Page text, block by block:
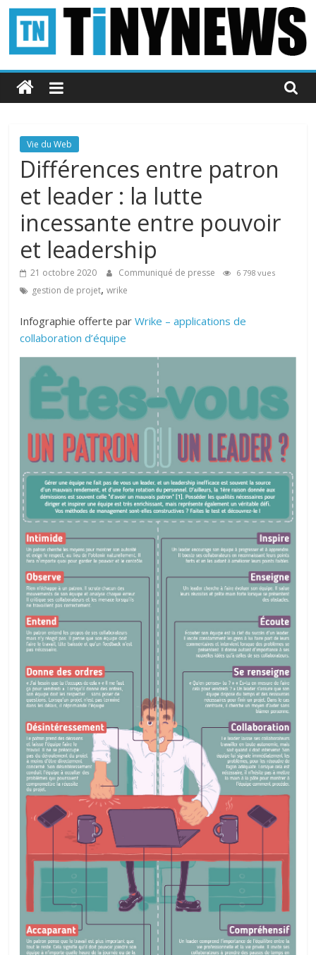
Passer
contenu
Tinynews
Le
belge
connecté
Vie du Web
Différences entre patron
et leader : la lutte
incessante entre pouvoir
et leadership
21 octobre 2020 Communiqué de presse 6 798 vues
gestion de projet,wrike
Infographie offerte parWrike – applications de
collaboration d’équipe